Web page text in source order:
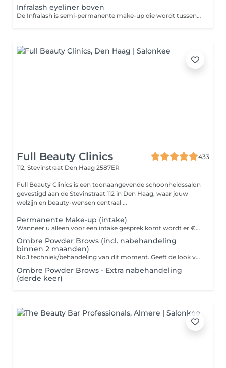
Infralash eyeliner boven
De Infralash is semi-permanente make-up die wordt tussen de wimpers gezet. Het is niet zo heftig als een eyeliner, maar zorgt voor een frisse blik. De Infralash blijft 1,5 -3 jaar zitten. De prijs is inclusief een nabehandeling.
Full Beauty Clinics
433
112, Stevinstraat Den Haag 2587ER
Full Beauty Clinics is een toonaangevende schoonheidssalon
gevestigd aan de Stevinstraat 112 in Den Haag, waar jouw
welzijn en beauty-wensen centraal ...
Permanente Make-up (intake)
Wanneer u alleen voor een intake gesprek komt wordt er €25,- in rekening gebracht. Deze intake is inclusief advies, uw wensen bespreken en voortekenen. Na de intake wordt uw afspraak gepland en wordt de €25,00 euro verrekend met uw behandeling.
Ombre Powder Brows (incl. nabehandeling
binnen 2 maanden)
No.1 techniek/behandeling van dit moment. Geeft de look van make-up/"poeder effect". De intensiteit wordt aangepast naar uw wensen voor het resultaat: naturel tot (super) intens. De genezen resultaten zijn mooi bij alle huidtypen & huidkleuren! Ombre Powder Brows techniek geeft een poederachtig effect dat vergelijkbaar is met het effect van wenkbrauw poeder (make-up). Met deze techniek van permanente make-up wordt op een heel subtiele wijze gepigmenteerd waardoor het lijkt alsof je je wenkbrauwen met wenkbrauwpoeder hebt ingekleurd. Alleen is het resultaat semi permanent. Dat houdt in dat u na ongeveer 2 jaar uw wenkbrauwen een opfrisbehandeling moet geven om langer te genieten van perfecte brows.
Ombre Powder Brows - Extra nabehandeling
(derde keer)